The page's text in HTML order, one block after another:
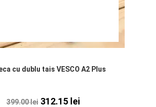
cu dublu tais VESCO A2 Plus
399.00lei 312.15 lei